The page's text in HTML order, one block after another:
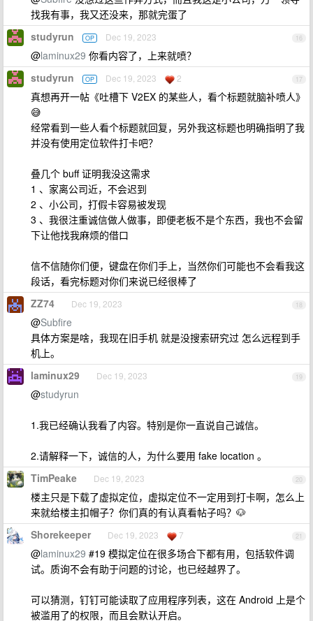
找我有事，我又还没来，那就完蛋了
16
studyrun OP Dec 19, 2023
@laminux29 你看内容了，上来就喷？
17
studyrun OP Dec 19, 2023 2
真想再开一帖《吐槽下 V2EX 的某些人，看个标题就脑补喷人》
😅
经常看到一些人看个标题就回复，另外我这标题也明确指明了我
并没有使用定位软件打卡吧？
叠几个 buff 证明我没这需求
1 、家离公司近，不会迟到
2 、小公司，打假卡容易被发现
3 、我很注重诚信做人做事，即便老板不是个东西，我也不会留
下让他找我麻烦的借口
信不信随你们便，键盘在你们手上，当然你们可能也不会看我这
段话，看完标题对你们来说已经很棒了
18
ZZ74 Dec 19, 2023
@Subfire
具体方案是啥，我现在旧手机 就是没搜索研究过 怎么远程到手
机上。
19
laminux29 Dec 19, 2023
@studyrun
1.我已经确认我看了内容。特别是你一直说自己诚信。
2.请解释一下，诚信的人，为什么要用 fake location 。
20
TimPeake Dec 19, 2023
楼主只是下载了虚拟定位，虚拟定位不一定用到打卡啊，怎么上
来就给楼主扣帽子？你们真的有认真看帖子吗？🐶
21
Shorekeeper Dec 19, 2023 7
@laminux29 #19 模拟定位在很多场合下都有用，包括软件调
试。质询不会有助于问题的讨论，也已经越界了。
可以猜测，钉钉可能读取了应用程序列表，这在 Android 上是个
被滥用了的权限，而且会默认开启。